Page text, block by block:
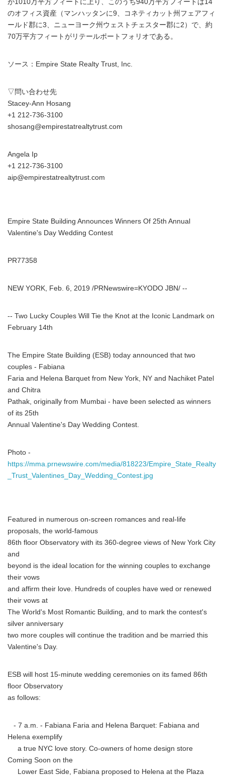
が1010万平方フィートに上り、このうち940万平方フィートは14
のオフィス資産（マンハッタンに9、コネティカット州フェアフィ
ールド郡に3、ニューヨーク州ウェストチェスター郡に2）で、約
70万平方フィートがリテールポートフォリオである。
ソース：Empire State Realty Trust, Inc.
▽問い合わせ先
Stacey-Ann Hosang
+1 212-736-3100
shosang@empirestatrealtytrust.com
Angela Ip
+1 212-736-3100
aip@empirestatrealtytrust.com
Empire State Building Announces Winners Of 25th Annual
Valentine's Day Wedding Contest
PR77358
NEW YORK, Feb. 6, 2019 /PRNewswire=KYODO JBN/ --
-- Two Lucky Couples Will Tie the Knot at the Iconic Landmark on
February 14th
The Empire State Building (ESB) today announced that two
couples - Fabiana
Faria and Helena Barquet from New York, NY and Nachiket Patel
and Chitra
Pathak, originally from Mumbai - have been selected as winners
of its 25th
Annual Valentine's Day Wedding Contest.
Photo -
https://mma.prnewswire.com/media/818223/Empire_State_Realty
_Trust_Valentines_Day_Wedding_Contest.jpg
Featured in numerous on-screen romances and real-life
proposals, the world-famous
86th floor Observatory with its 360-degree views of New York City
and
beyond is the ideal location for the winning couples to exchange
their vows
and affirm their love. Hundreds of couples have wed or renewed
their vows at
The World's Most Romantic Building, and to mark the contest's
silver anniversary
two more couples will continue the tradition and be married this
Valentine's Day.
ESB will host 15-minute wedding ceremonies on its famed 86th
floor Observatory
as follows:
- 7 a.m. - Fabiana Faria and Helena Barquet: Fabiana and
Helena exemplify
a true NYC love story. Co-owners of home design store
Coming Soon on the
Lower East Side, Fabiana proposed to Helena at the Plaza